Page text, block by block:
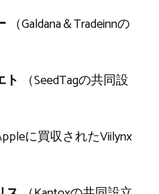
（Galdana＆Tradeinnの
ト （SeedTagの共同設
に買収されたViilynx